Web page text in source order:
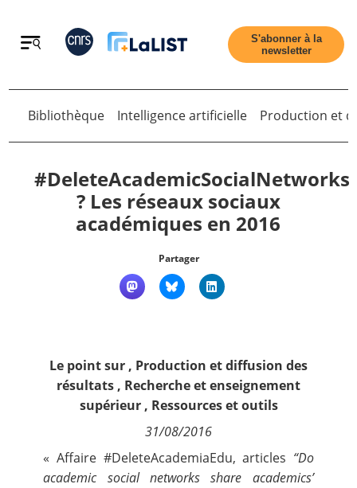
Retour
Contact
Nous suivre
S'abonner à la
newsletter
Retour
Bibliothèque Intelligence artificielle Production et
#DeleteAcademicSocialNetworks
? Les réseaux sociaux
académiques en 2016
Partager
Le point sur , Production et diffusion des
résultats , Recherche et enseignement
supérieur, Ressources et outils
31/08/2016
« Affaire #DeleteAcademiaEdu, articles “Do
academic social networks share academics’